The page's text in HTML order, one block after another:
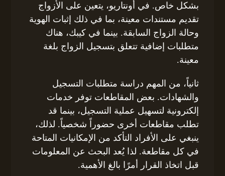
بشكل خاص. في أونتاريو، يتعين على الأزواج
تقديم مستندات معينة، بما في ذلك إثبات الهوية
وحالة الزواج السابقة. بينما في كيبك، هناك
متطلبات إضافية تتعلق بتسجيل الزواج بلغة
معينة.
ثانياً، من المهم دراسة متطلبات التسجيل
والشهادات. بعض المقاطعات توفر خدمات
إلكترونية لتسهيل عملية التسجيل، بينما قد
تطلب مقاطعات أخرى حضوراً شخصياً. لذلك،
ينبغي على الأفراد التأكد من الإمكانيات المتاحة
في كل مقاطعة. لذا يُعد البحث عن المعلومات
قبل اتخاذ القرار أمرًا بالغ الأهمية.